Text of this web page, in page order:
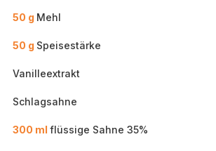
50 g Mehl
50 g Speisestärke
Vanilleextrakt
Schlagsahne
300 ml flüssige Sahne 35%